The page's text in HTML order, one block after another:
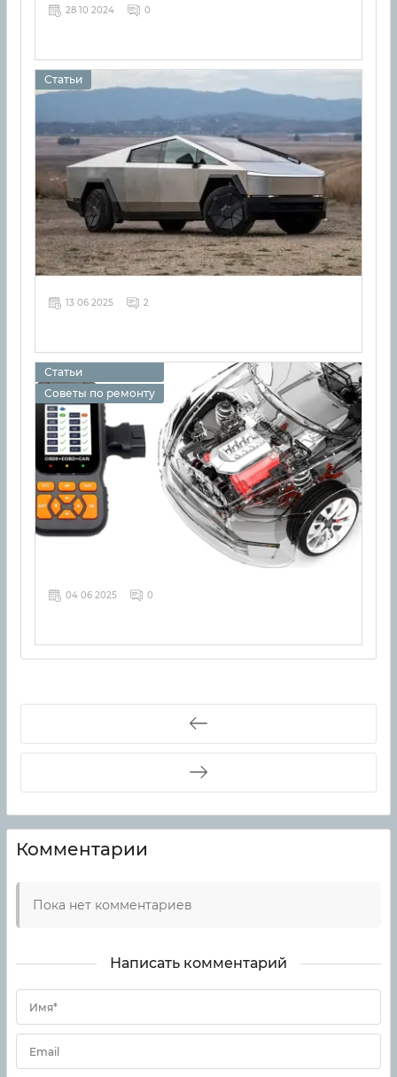
28 10 2024 0
Статьи
13 06 2025 2
Статьи
Советы по ремонту
04 06 2025 0
Комментарии
Пока нет комментариев
Написать комментарий
Имя*
Email